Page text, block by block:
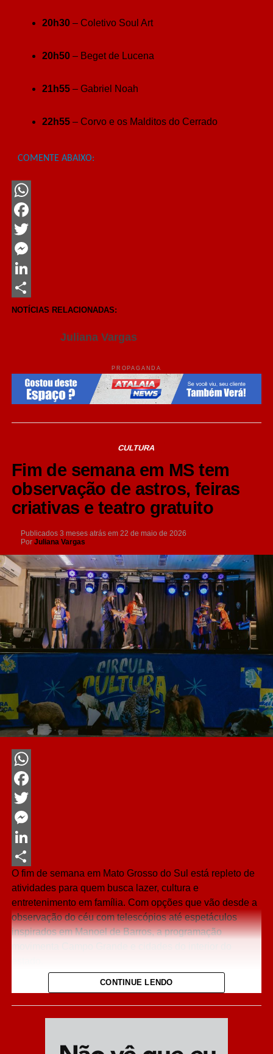
20h30– Coletivo Soul Art
20h50– Beget de Lucena
21h55– Gabriel Noah
22h55– Corvo e os Malditos do Cerrado
COMENTE ABAIXO:
WhatsApp
Facebook
Twitter
Messenger
LinkedIn
Share
NOTÍCIAS RELACIONADAS:
Juliana Vargas
PROPAGANDA
CULTURA
Fim de semana em MS tem
observação de astros, feiras
criativas e teatro gratuito
Publicados 3 meses atrás em 22 de maio de 2026
Por Juliana Vargas
WhatsApp
Facebook
Twitter
Messenger
LinkedIn
Share
O fim de semana em Mato Grosso do Sul está repleto de
atividades para quem busca lazer, cultura e
entretenimento em família. Com opções que vão desde a
observação do céu com telescópios até espetáculos
inspirados em Manoel de Barros, a programação
A maioria das atrações é gratuita. Confira os principais
CONTINUE LENDO